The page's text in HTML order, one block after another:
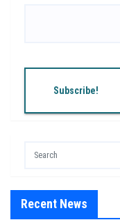
Recent News